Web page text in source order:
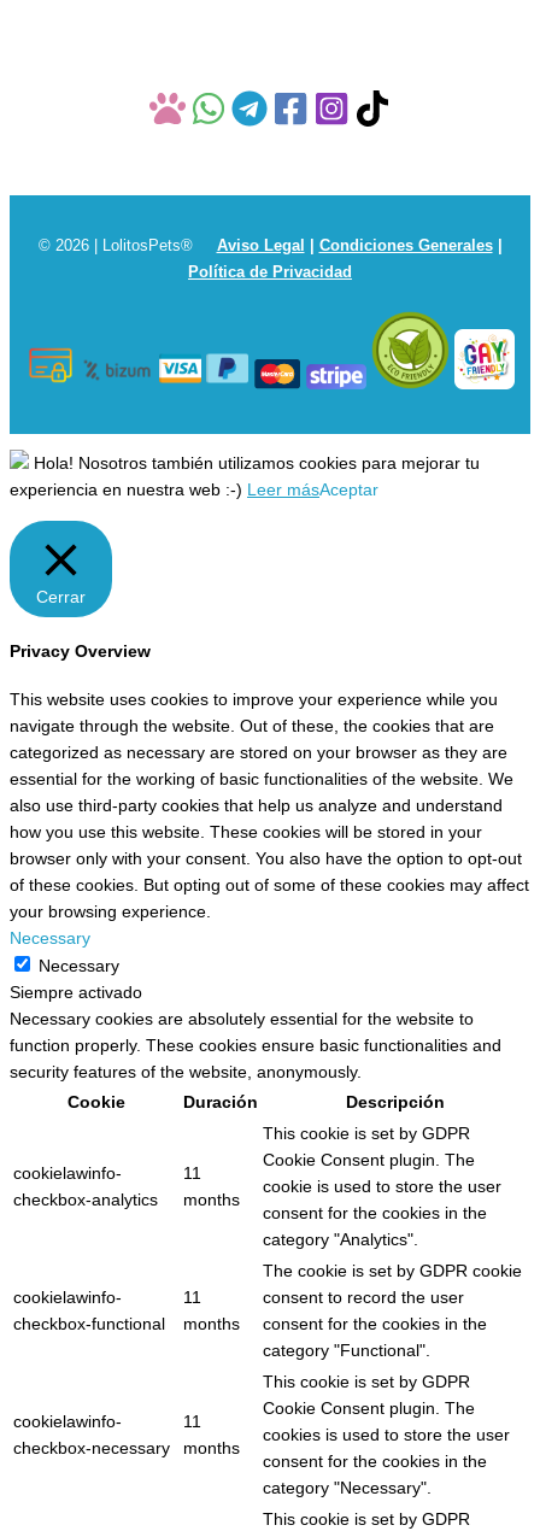
© 2026 | LolitosPets® Aviso Legal Condiciones Generales|
Política de Privacidad
Hola! Nosotros también utilizamos cookies para mejorar tu
experiencia en nuestra web :-) Leer másAceptar
Cerrar
Privacy Overview
This website uses cookies to improve your experience while you
navigate through the website. Out of these, the cookies that are
categorized as necessary are stored on your browser as they are
essential for the working of basic functionalities of the website. We
also use third-party cookies that help us analyze and understand
how you use this website. These cookies will be stored in your
browser only with your consent. You also have the option to opt-out
of these cookies. But opting out of some of these cookies may affect
your browsing experience.
Necessary
Necessary
Siempre activado
Necessary cookies are absolutely essential for the website to
function properly. These cookies ensure basic functionalities and
security features of the website, anonymously.
Cookie
Duración Descripción
cookielawinfo-
checkbox-analytics
11
months
This cookie is set by GDPR
Cookie Consent plugin. The
cookie is used to store the user
consent for the cookies in the
category "Analytics".
cookielawinfo-
checkbox-functional
11
months
The cookie is set by GDPR cookie
consent to record the user
consent for the cookies in the
category "Functional".
cookielawinfo-
checkbox-necessary
11
months
This cookie is set by GDPR
Cookie Consent plugin. The
cookies is used to store the user
consent for the cookies in the
category "Necessary".
This cookie is set by GDPR